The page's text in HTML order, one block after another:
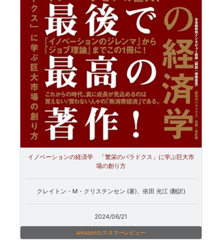
イノベーションの経済学 「繁栄のパラドクス」に学ぶ巨大市
場の創り方
クレイトン・M・クリステンセン (著)、依田 光江 (翻訳)
2024/06/21
amazonカスタマーレビュー